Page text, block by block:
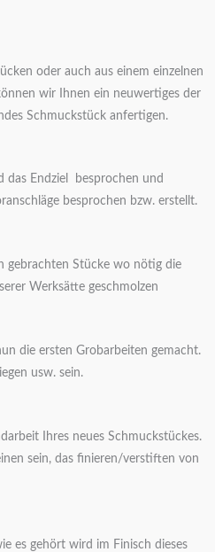
oder auch aus einem einzelnen
wir Ihnen ein neuwertiges der
Schmuckstück anfertigen.
das Endziel besprochen und
besprochen bzw. erstellt.
gebrachten Stücke wo nötig die
Werksätte geschmolzen
die ersten Grobarbeiten gemacht.
usw. sein.
Ihres neues Schmuckstückes.
sein, das finieren/verstiften von
es gehört wird im Finisch dieses